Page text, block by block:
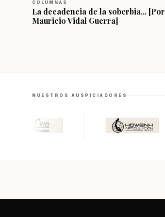
COLUMNAS
La decadencia de la soberbia... [Por
Mauricio Vidal Guerra]
NUESTROS AUSPICIADORES